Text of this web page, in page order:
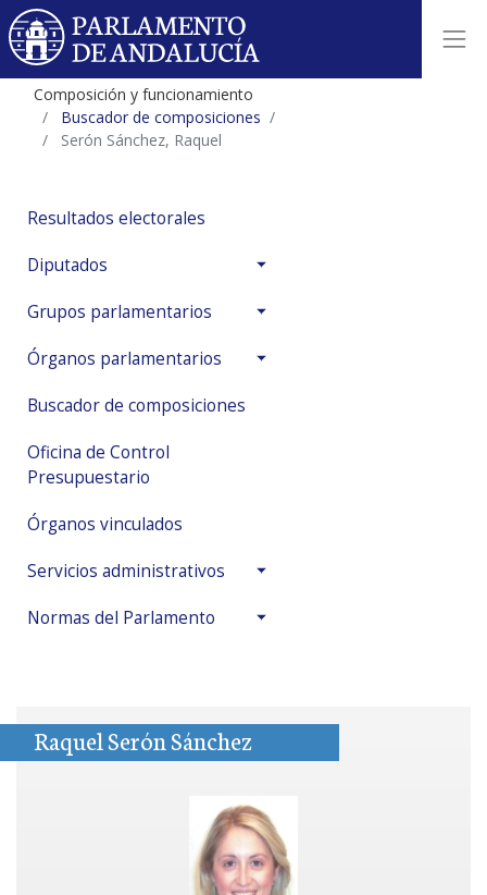
Composición y funcionamiento
Buscador de composiciones
Serón Sánchez, Raquel
Resultados electorales
Diputados
Grupos parlamentarios
Órganos parlamentarios
Buscador de composiciones
Oficina de Control
Presupuestario
Órganos vinculados
Servicios administrativos
Normas del Parlamento
Raquel Serón Sánchez